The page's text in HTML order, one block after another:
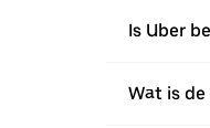
Is Uber
Wat is